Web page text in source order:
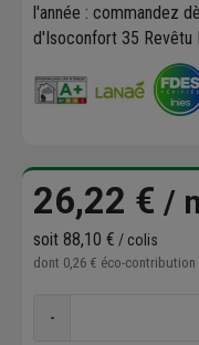
l'année : commandez
d'Isoconfort 35 Revêtu
26,22 € /
soit 88,10 € / colis
dont 0,26 € éco-contribution
-